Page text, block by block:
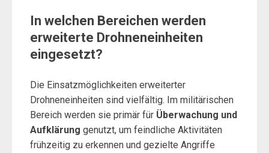
In welchen Bereichen werden
erweiterte Drohneneinheiten
eingesetzt?
Die Einsatzmöglichkeiten erweiterter
Drohneneinheiten sind vielfältig. Im militärischen
Bereich werden sie primär für Überwachung und
Aufklärung genutzt, um feindliche Aktivitäten
frühzeitig zu erkennen und gezielte Angriffe